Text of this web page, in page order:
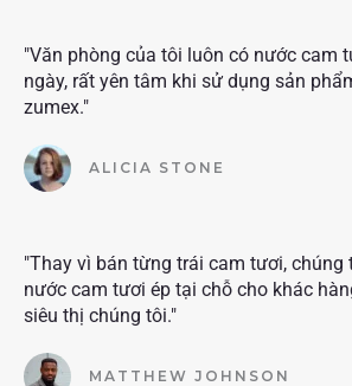
"Văn phòng của tôi luôn có nước cam
ngày, rất yên tâm khi sử dụng sản
zumex."
ALICIA STONE
"Thay vì bán từng trái cam tươi, chúng
nước cam tươi ép tại chỗ cho khác
siêu thị chúng tôi."
MATTHEW JOHNSON